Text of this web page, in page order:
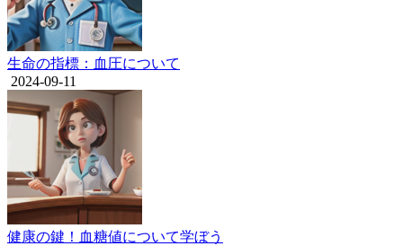
生命の指標：血圧について
2024-09-11
健康の鍵！血糖値について学ぼう